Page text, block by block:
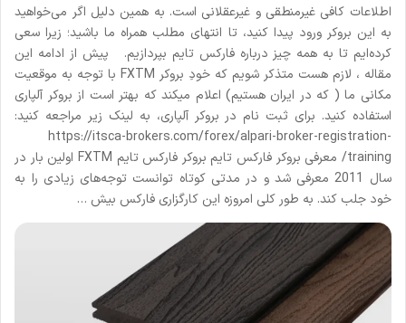
اطلاعات کافی غیرمنطقی و غیرعقلانی است. به همین دلیل اگر می‌خواهید
به این بروکر ورود پیدا کنید، تا انتهای مطلب همراه ما باشید؛ زیرا سعی
کرده‌ایم تا به همه چیز درباره فارکس تایم بپردازیم. پیش از ادامه این
مقاله ، لازم هست متذکر شویم که خودِ بروکر FXTM با توجه به موقعیت
مکانی ما ( که در ایران هستیم) اعلام میکند که بهتر است از بروکر آلپاری
استفاده کنید. برای ثبت نام در بروکر آلپاری، به لینک زیر مراجعه کنید:
https://itsca-brokers.com/forex/alpari-broker-registration-
training/ معرفی بروکر فارکس تایم بروکر فارکس تایم FXTM اولین بار در
سال 2011 معرفی شد و در مدتی کوتاه توانست توجه‌‌های زیادی را به
خود جلب کند. به طور کلی امروزه این کارگزاری فارکس بیش …